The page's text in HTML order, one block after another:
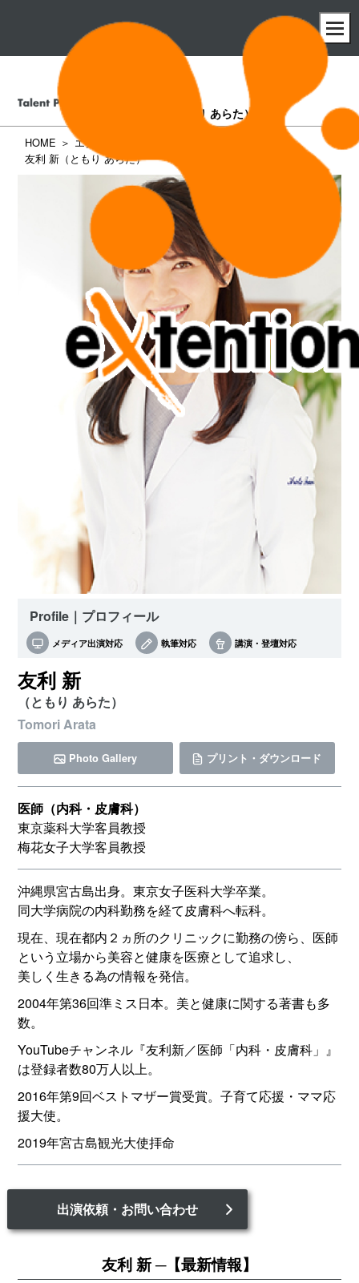
（ともり あらた）
HOME
エクステンション所属タレント一覧
友利 新（ともり あらた）
Profile｜プロフィール
メディア出演対応 執筆対応 講演・登壇対応
友利 新
（ともり あらた）
Tomori Arata
Photo Gallery プリント・ダウンロード
医師（内科・皮膚科）
東京薬科大学客員教授
梅花女子大学客員教授
沖縄県宮古島出身。東京女子医科大学卒業。
同大学病院の内科勤務を経て皮膚科へ転科。
現在、現在都内２ヵ所のクリニックに勤務の傍ら、医師
という立場から美容と健康を医療として追求し、
美しく生きる為の情報を発信。
2004年第36回準ミス日本。美と健康に関する著書も多
数。
YouTubeチャンネル『友利新／医師「内科・皮膚科」』
は登録者数80万人以上。
2016年第9回ベストマザー賞受賞。子育て応援・ママ応
援大使。
2019年宮古島観光大使拝命
出演依頼・お問い合わせ
友利 新 【最新情報】